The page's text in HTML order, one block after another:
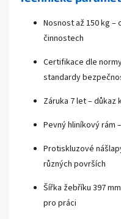
Nosnost až 150 kg
činnostech
Certifikace dle
standardy
Záruka 7 let –
Pevný hliníkový rám
Protiskluzové
různých površích
Šířka žebříku 397
pro práci